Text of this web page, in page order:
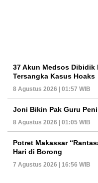
37 Akun Medsos Dibidik
Tersangka Kasus Hoaks
8 Agustus 2026 | 01:57 WIB
Joni Bikin Pak Guru
8 Agustus 2026 | 01:05 WIB
Potret Makassar
Hari di Borong
7 Agustus 2026 | 16:56 WIB